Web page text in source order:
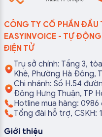
CÔNG TY CỔ PHẦN ĐẦU
EASYINVOICE - TỰ
ĐIỆN TỬ
Trụ sở chính: Tầng 3,
Khê, Phường Hà Đông,
Chi nhánh: Số H.54
Đông Hưng Thuận, TP
Hotline mua hàng: 0986
Tổng đài hỗ trợ, CSKH:
Giới thiệu